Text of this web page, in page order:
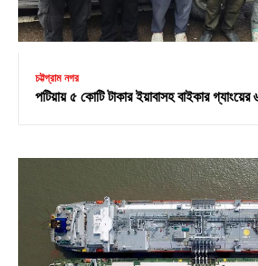
চট্টগ্রাম নগর
পটিয়ায় ৫ কোটি টাকার ইয়াবাসহ বাইকার